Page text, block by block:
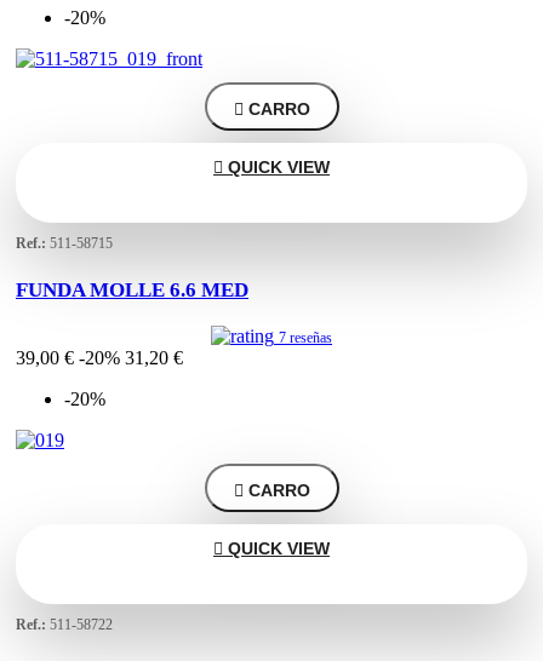
-20%
 CARRO
 QUICK VIEW
Ref.: 511-58715
FUNDA MOLLE 6.6 MED
7 reseñas
39,00 € -20% 31,20 €
-20%
 CARRO
 QUICK VIEW
Ref.: 511-58722